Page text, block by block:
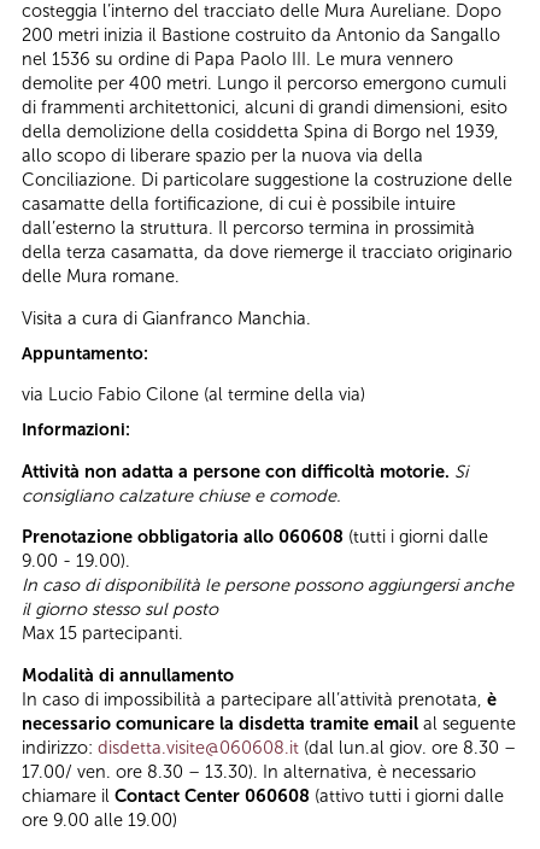
costeggia l’interno del tracciato delle Mura Aureliane. Dopo
200 metri inizia il Bastione costruito da Antonio da Sangallo
nel 1536 su ordine di Papa Paolo III. Le mura vennero
demolite per 400 metri. Lungo il percorso emergono cumuli
di frammenti architettonici, alcuni di grandi dimensioni, esito
della demolizione della cosiddetta Spina di Borgo nel 1939,
allo scopo di liberare spazio per la nuova via della
Conciliazione. Di particolare suggestione la costruzione delle
casamatte della fortificazione, di cui è possibile intuire
dall’esterno la struttura. Il percorso termina in prossimità
della terza casamatta, da dove riemerge il tracciato originario
delle Mura romane.
Visita a cura di Gianfranco Manchia.
Appuntamento:
via Lucio Fabio Cilone (al termine della via)
Informazioni:
Attività non adatta a persone con difficoltà motorie. Si
consigliano calzature chiuse e comode.
Prenotazione obbligatoria allo 060608 (tutti i giorni dalle
9.00 - 19.00).
In caso di disponibilità le persone possono aggiungersi anche
il giorno stesso sul posto
Max 15 partecipanti.
Modalità di annullamento
In caso di impossibilità a partecipare all’attività prenotata, è
necessario comunicare la disdetta tramite email al seguente
indirizzo: disdetta.visite@060608.it (dal lun.al giov. ore 8.30 –
17.00/ ven. ore 8.30 – 13.30). In alternativa, è necessario
chiamare il Contact Center 060608 (attivo tutti i giorni dalle
ore 9.00 alle 19.00)